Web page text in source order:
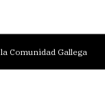
Comunidad Gallega